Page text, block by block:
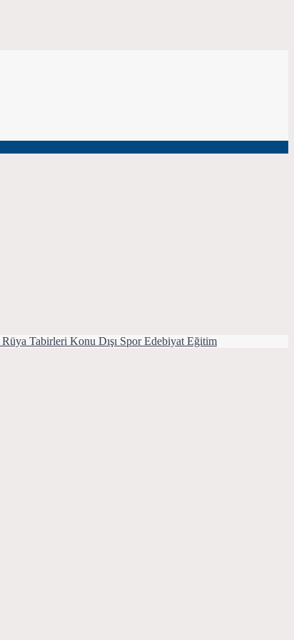
Rüya Tabirleri Konu Dışı Spor Edebiyat Eğitim